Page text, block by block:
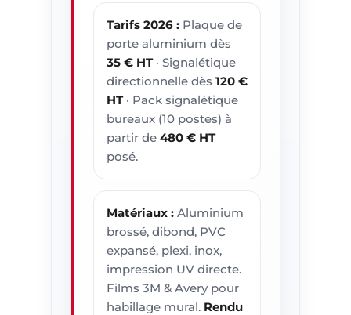
Grand Toulouse.
Dès 45€/m²
HT posé
48–72h
Délai fabrication
127 avis
★ 4.8/5 Google
Multi-sites
Pose nationale
Tarifs 2026 :Plaque de
porte aluminium dès
35 € HT· Signalétique
directionnelle dès 120 €
HT· Pack signalétique
bureaux (10 postes) à
partir de 480 € HT
posé.
Matériaux :Aluminium
brossé, dibond, PVC
expansé, plexi, inox,
impression UV directe.
Films 3M & Avery pour
habillage mural. Rendu